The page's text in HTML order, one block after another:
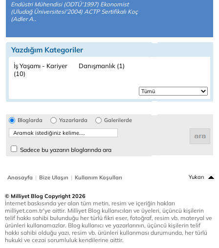
Endüstri Mühendisi (ODTÜ'1997) Ekonomist
(Uludağ Üniversitesi'2004) ACTP Sertifikalı Koç
(Adler A..
Yazdığım Kategoriler
İş Yaşamı - Kariyer
(10)
Danışmanlık (1)
Bloglarda Yazarlarda Galerilerde
Sadece bu yazarın bloglarında ara
Anasayfa | Bize Ulaşın | Kullanım Koşulları Yukarı
© Milliyet Blog Copyright 2026
İnternet baskısında yer alan tüm metin, resim ve içeriğin hakları
milliyet.com.tr'ye aittir. Milliyet Blog kullanıcıları ve üyeleri, üçüncü kişilerin
telif hakkı sahibi bulunduğu her türlü fikri eser, fotoğraf, resim vb. materyal ve
ürünleri kullanamazlar. Blog kullanıcı ve yazarlarının, üçüncü kişilerin telif
hakkı sahibi olduğu yazı, resim vb. ürünleri kullanması durumunda, her türlü
hukuki ve cezai sorumluluk kendilerine aittir.